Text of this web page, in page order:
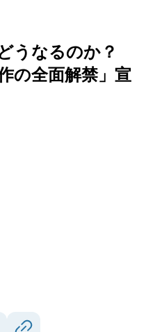
どうなるのか？
の全面解禁」宣